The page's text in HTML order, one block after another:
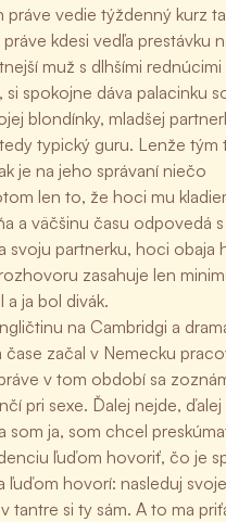
vedie týždenný kurz
kdesi vedľa prestávku
muž s dlhšími rednúcimi
si spokojne dáva palacinku
blondínky, mladšej
typický guru. Lenže tým
je na jeho správaní niečo
len to, že hoci mu
a väčšinu času odpovedá
svoju partnerku, hoci obaja
zasahuje len
a ja bol divák.
na Cambridgi a
začal v Nemecku
v tom období sa
pri sexe. Ďalej nejde,
som ja, som chcel
ľuďom hovoriť, čo je
ľuďom hovorí: nasleduj
tantre si ty sám. A to ma